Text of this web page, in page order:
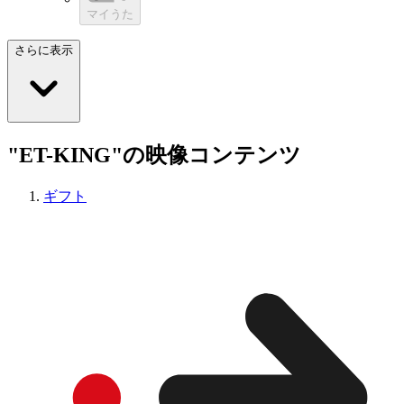
マイうた
さらに表示
"ET-KING"の映像コンテンツ
ギフト